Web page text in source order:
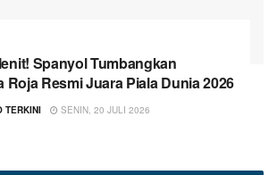
Spanyol Tumbangkan
Roja Resmi Juara Piala Dunia 2026
TERKINI SENIN, 20 JULI 2026